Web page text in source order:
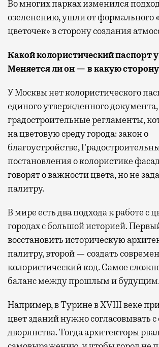
Во многих парках изменился
озеленению, ушли от формального
цветочек» в сторону создания
Какой колористический паспорт
Меняется ли он — в какую сторону
У Москвы нет колористического
единого утвержденного документа,
градостроительные регламенты,
на цветовую среду города: закон о
благоустройстве,
постановления о колористике
говорят о важности цвета, но не
палитру.
В мире есть два подхода к работе с
городах с большой историей.
восстановить историческую
палитру, второй — создать
колористический код. Самое
баланс между прошлым и будущим.
Например, в Турине в XVIII веке
цвет зданий нужно согласовывать с
дворянства. Тогда архитекторы